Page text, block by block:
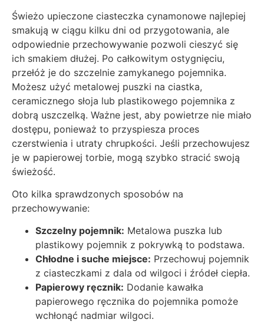
Świeżo upieczone ciasteczka cynamonowe najlepiej
smakują w ciągu kilku dni od przygotowania, ale
odpowiednie przechowywanie pozwoli cieszyć się
ich smakiem dłużej. Po całkowitym ostygnięciu,
przełóż je do szczelnie zamykanego pojemnika.
Możesz użyć metalowej puszki na ciastka,
ceramicznego słoja lub plastikowego pojemnika z
dobrą uszczelką. Ważne jest, aby powietrze nie miało
dostępu, ponieważ to przyspiesza proces
czerstwienia i utraty chrupkości. Jeśli przechowujesz
je w papierowej torbie, mogą szybko stracić swoją
świeżość.
Oto kilka sprawdzonych sposobów na
przechowywanie:
Szczelny pojemnik: Metalowa puszka lub
plastikowy pojemnik z pokrywką to podstawa.
Chłodne i suche miejsce: Przechowuj pojemnik
z ciasteczkami z dala od wilgoci i źródeł ciepła.
Papierowy ręcznik: Dodanie kawałka
papierowego ręcznika do pojemnika pomoże
wchłonąć nadmiar wilgoci.